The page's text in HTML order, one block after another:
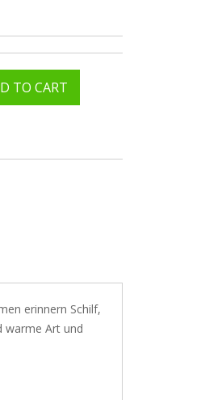
TO CART
erinnern Schilf,
warme Art und